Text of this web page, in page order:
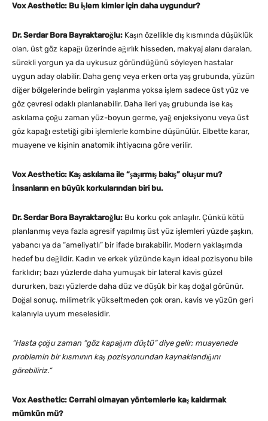
Vox Aesthetic: Bu işlem kimler için daha uygundur?
Dr. Serdar Bora Bayraktaroğlu: Kaşın özellikle dış kısmında düşüklük
olan, üst göz kapağı üzerinde ağırlık hisseden, makyaj alanı daralan,
sürekli yorgun ya da uykusuz göründüğünü söyleyen hastalar
uygun aday olabilir. Daha genç veya erken orta yaş grubunda, yüzün
diğer bölgelerinde belirgin yaşlanma yoksa işlem sadece üst yüz ve
göz çevresi odaklı planlanabilir. Daha ileri yaş grubunda ise kaş
askılama çoğu zaman yüz-boyun germe, yağ enjeksiyonu veya üst
göz kapağı estetiği gibi işlemlerle kombine düşünülür. Elbette karar,
muayene ve kişinin anatomik ihtiyacına göre verilir.
Vox Aesthetic: Kaş askılama ile “şaşırmış bakış” oluşur mu?
İnsanların en büyük korkularından biri bu.
Dr. Serdar Bora Bayraktaroğlu: Bu korku çok anlaşılır. Çünkü kötü
planlanmış veya fazla agresif yapılmış üst yüz işlemleri yüzde şaşkın,
yabancı ya da “ameliyatlı” bir ifade bırakabilir. Modern yaklaşımda
hedef bu değildir. Kadın ve erkek yüzünde kaşın ideal pozisyonu bile
farklıdır; bazı yüzlerde daha yumuşak bir lateral kavis güzel
dururken, bazı yüzlerde daha düz ve düşük bir kaş doğal görünür.
Doğal sonuç, milimetrik yükseltmeden çok oran, kavis ve yüzün geri
kalanıyla uyum meselesidir.
“Hasta çoğu zaman “göz kapağım düştü” diye gelir; muayenede
problemin bir kısmının kaş pozisyonundan kaynaklandığını
görebiliriz.”
Vox Aesthetic: Cerrahi olmayan yöntemlerle kaş kaldırmak
mümkün mü?